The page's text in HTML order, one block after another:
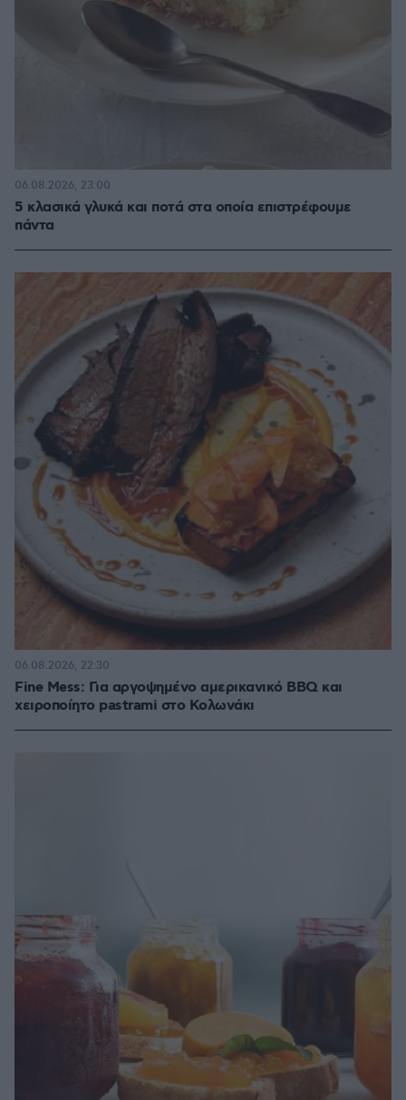
5 κλασικά γλυκά και ποτά στα οποία επιστρέφουμε
πάντα
06.08.2026, 23:00
Fine Mess: Για αργοψημένο αμερικανικό BBQ και
χειροποίητο pastrami στο Κολωνάκι
06.08.2026, 22:30